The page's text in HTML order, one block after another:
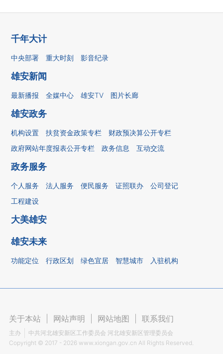
千年大计
中央部署 重大时刻 影音纪录
雄安新闻
最新播报 全媒中心 雄安TV 图片长廊
雄安政务
机构设置 扶贫资金政策专栏
财政预决算公开专栏
政府网站年度报表公开专栏
政务信息 互动交流
政务服务
个人服务 法人服务 便民服务 证照联办
公司登记
工程建设
大美雄安
雄安未来
功能定位 行政区划 绿色宜居 智慧城市 入驻机构
关于本站 网站声明 网站地图 联系我们
主办
中共河北雄安新区工作委员会 河北雄安新区管理委员会
Copyright © 2017 - 2026 www.xiongan.gov.cn All Rights Reserved.